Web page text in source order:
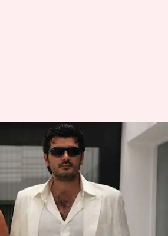
பில்லா
நடிக்க
இணையத்தில்
பழைய